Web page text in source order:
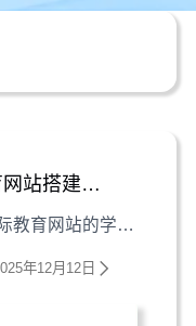
VPS海外节点助力国际教育网站搭建指南
解析VPS海外节点如何支撑国际教育网站的学校信息库建设与申请指导功能，涵盖网络优化、数据管理与安全维护的实操要点
年12月12日